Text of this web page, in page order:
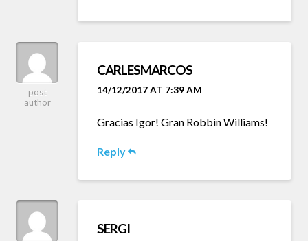
post
author
CARLESMARCOS
14/12/2017 AT 7:39 AM
Gracias Igor! Gran Robbin Williams!
Reply
SERGI